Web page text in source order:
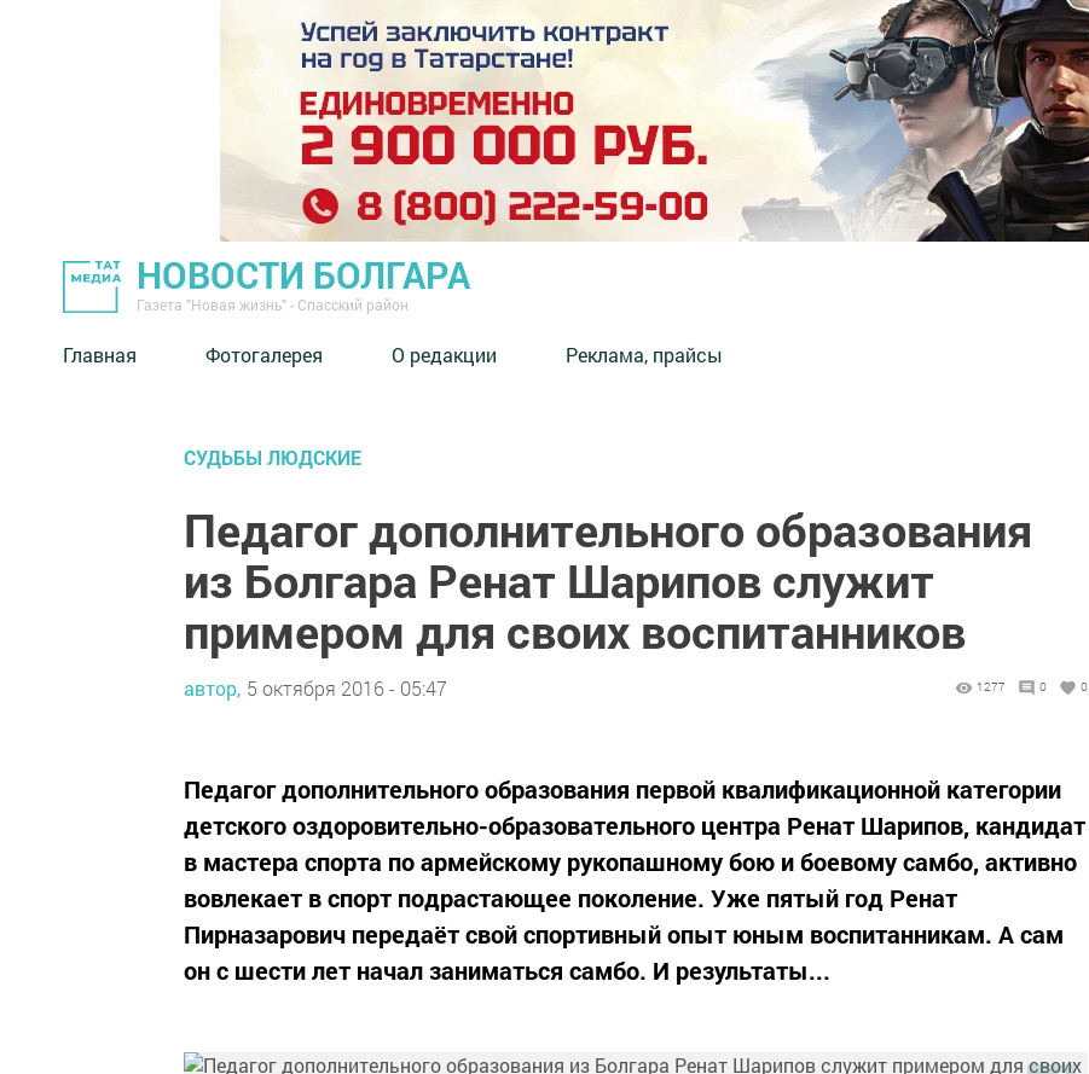
НОВОСТИ БОЛГАРА
Газета "Новая жизнь" - Спасский район
Главная Фотогалерея О редакции Реклама, прайсы
СУДЬБЫ ЛЮДСКИЕ
Педагог дополнительного образования
из Болгара Ренат Шарипов служит
примером для своих воспитанников
автор, 5 октября 2016 - 05:47 1277 0 0
Педагог дополнительного образования первой квалификационной категории
детского оздоровительно-образовательного центра Ренат Шарипов, кандидат
в мастера спорта по армейскому рукопашному бою и боевому самбо, активно
вовлекает в спорт подрастающее поколение. Уже пятый год Ренат
Пирназарович передаёт свой спортивный опыт юным воспитанникам. А сам
он с шести лет начал заниматься самбо. И результаты...